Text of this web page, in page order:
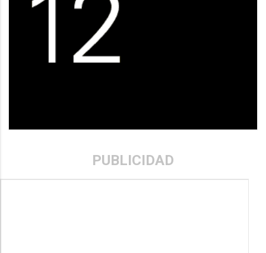
PUBLICIDAD